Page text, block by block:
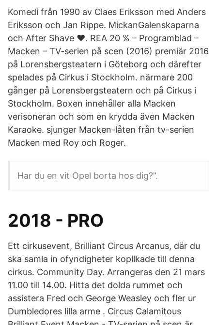
Komedi från 1990 av Claes Eriksson med Anders
Eriksson och Jan Rippe. MickanGalenskaparna
och After Shave ♥. REA 20 % – Programblad –
Macken – TV-serien på scen (2016) premiär 2016
på Lorensbergsteatern i Göteborg och därefter
spelades på Cirkus i Stockholm. närmare 200
gånger på Lorensbergsteatern och på Cirkus i
Stockholm. Boxen innehåller alla Macken
verisoneran och som en krydda även Macken
Karaoke. sjunger Macken-låten från tv-serien
Macken med Roy och Roger.
Har du en vit Opel borta hos dig?”.
2018 - PRO
Ett cirkusevent, Brilliant Circus Arcanus, där du
ska samla in ofyndigheter kopllkade till denna
cirkus. Community Day. Arrangeras den 21 mars
11.00 till 14.00. Hitta det dolda rummet och
assistera Fred och George Weasley och fler ur
Dumbledores lilla arme . Circus Calamitous